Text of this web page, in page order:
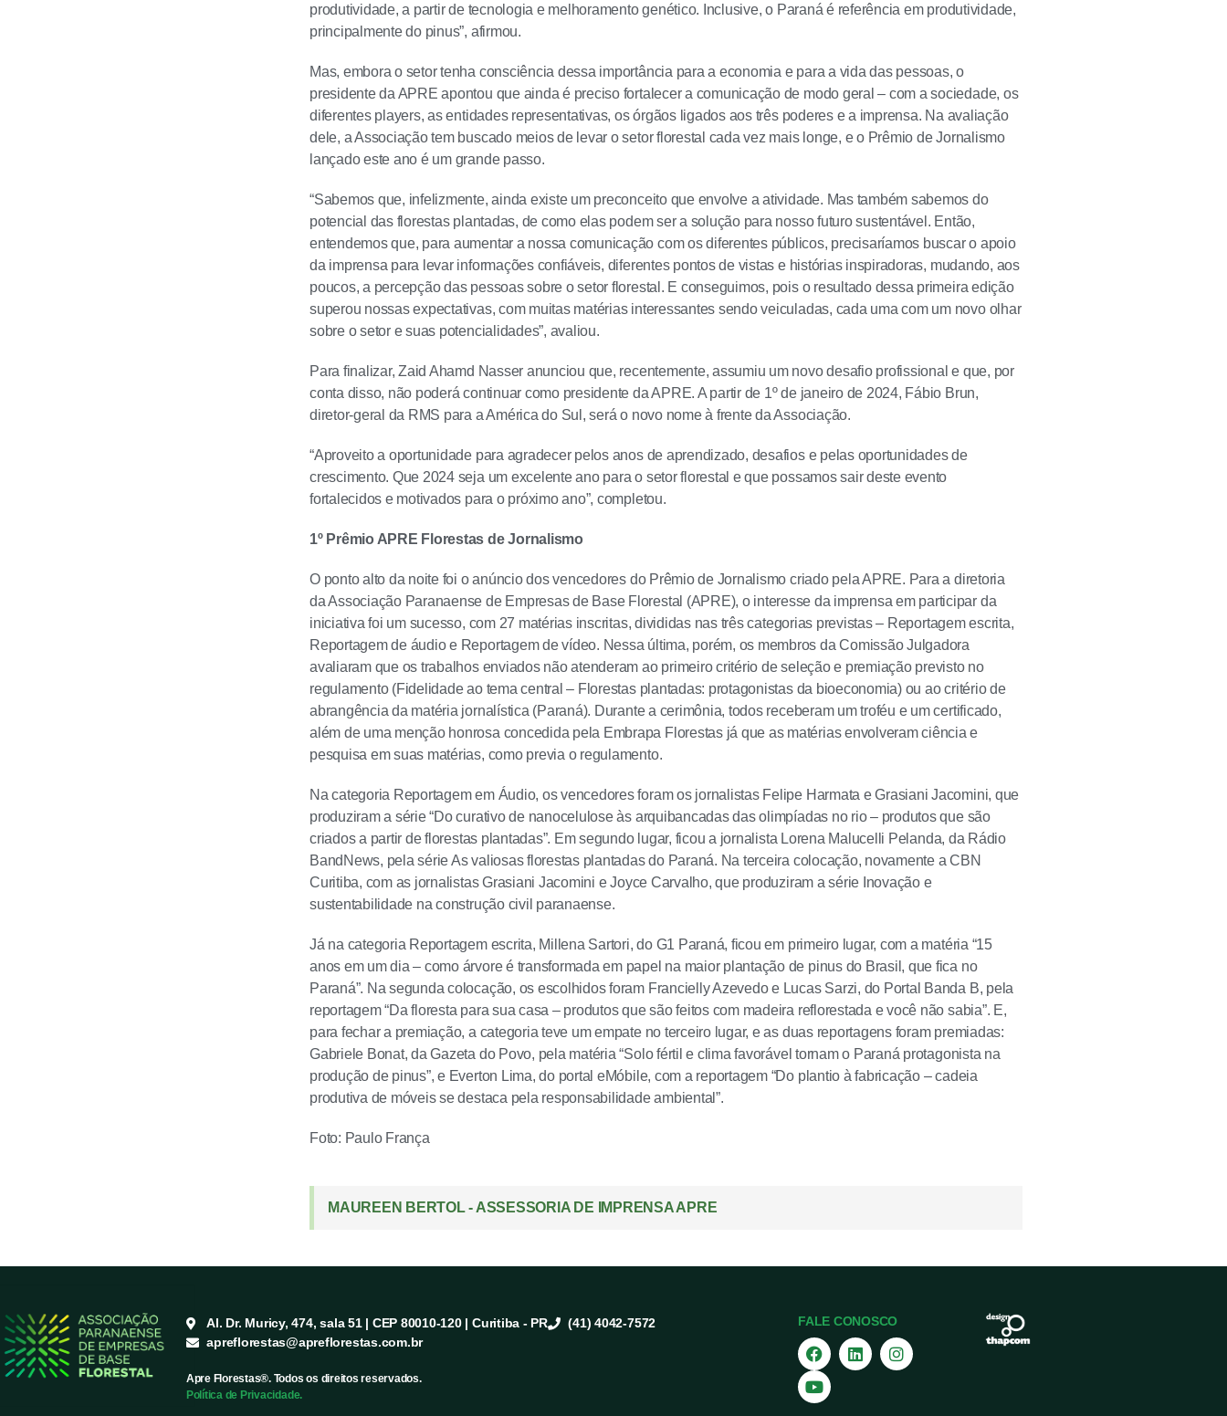
produtividade, a partir de tecnologia e melhoramento genético. Inclusive, o Paraná é referência em produtividade,
principalmente do pinus”, afirmou.
Mas, embora o setor tenha consciência dessa importância para a economia e para a vida das pessoas, o
presidente da APRE apontou que ainda é preciso fortalecer a comunicação de modo geral – com a sociedade, os
diferentes players, as entidades representativas, os órgãos ligados aos três poderes e a imprensa. Na avaliação
dele, a Associação tem buscado meios de levar o setor florestal cada vez mais longe, e o Prêmio de Jornalismo
lançado este ano é um grande passo.
“Sabemos que, infelizmente, ainda existe um preconceito que envolve a atividade. Mas também sabemos do
potencial das florestas plantadas, de como elas podem ser a solução para nosso futuro sustentável. Então,
entendemos que, para aumentar a nossa comunicação com os diferentes públicos, precisaríamos buscar o apoio
da imprensa para levar informações confiáveis, diferentes pontos de vistas e histórias inspiradoras, mudando, aos
poucos, a percepção das pessoas sobre o setor florestal. E conseguimos, pois o resultado dessa primeira edição
superou nossas expectativas, com muitas matérias interessantes sendo veiculadas, cada uma com um novo olhar
sobre o setor e suas potencialidades”, avaliou.
Para finalizar, Zaid Ahamd Nasser anunciou que, recentemente, assumiu um novo desafio profissional e que, por
conta disso, não poderá continuar como presidente da APRE. A partir de 1º de janeiro de 2024, Fábio Brun,
diretor-geral da RMS para a América do Sul, será o novo nome à frente da Associação.
“Aproveito a oportunidade para agradecer pelos anos de aprendizado, desafios e pelas oportunidades de
crescimento. Que 2024 seja um excelente ano para o setor florestal e que possamos sair deste evento
fortalecidos e motivados para o próximo ano”, completou.
1º Prêmio APRE Florestas de Jornalismo
O ponto alto da noite foi o anúncio dos vencedores do Prêmio de Jornalismo criado pela APRE. Para a diretoria
da Associação Paranaense de Empresas de Base Florestal (APRE), o interesse da imprensa em participar da
iniciativa foi um sucesso, com 27 matérias inscritas, divididas nas três categorias previstas – Reportagem escrita,
Reportagem de áudio e Reportagem de vídeo. Nessa última, porém, os membros da Comissão Julgadora
avaliaram que os trabalhos enviados não atenderam ao primeiro critério de seleção e premiação previsto no
regulamento (Fidelidade ao tema central – Florestas plantadas: protagonistas da bioeconomia) ou ao critério de
abrangência da matéria jornalística (Paraná). Durante a cerimônia, todos receberam um troféu e um certificado,
além de uma menção honrosa concedida pela Embrapa Florestas já que as matérias envolveram ciência e
pesquisa em suas matérias, como previa o regulamento.
Na categoria Reportagem em Áudio, os vencedores foram os jornalistas Felipe Harmata e Grasiani Jacomini, que
produziram a série “Do curativo de nanocelulose às arquibancadas das olimpíadas no rio – produtos que são
criados a partir de florestas plantadas”. Em segundo lugar, ficou a jornalista Lorena Malucelli Pelanda, da Rádio
BandNews, pela série As valiosas florestas plantadas do Paraná. Na terceira colocação, novamente a CBN
Curitiba, com as jornalistas Grasiani Jacomini e Joyce Carvalho, que produziram a série Inovação e
sustentabilidade na construção civil paranaense.
Já na categoria Reportagem escrita, Millena Sartori, do G1 Paraná, ficou em primeiro lugar, com a matéria “15
anos em um dia – como árvore é transformada em papel na maior plantação de pinus do Brasil, que fica no
Paraná”. Na segunda colocação, os escolhidos foram Francielly Azevedo e Lucas Sarzi, do Portal Banda B, pela
reportagem “Da floresta para sua casa – produtos que são feitos com madeira reflorestada e você não sabia”. E,
para fechar a premiação, a categoria teve um empate no terceiro lugar, e as duas reportagens foram premiadas:
Gabriele Bonat, da Gazeta do Povo, pela matéria “Solo fértil e clima favorável tornam o Paraná protagonista na
produção de pinus”, e Everton Lima, do portal eMóbile, com a reportagem “Do plantio à fabricação – cadeia
produtiva de móveis se destaca pela responsabilidade ambiental”.
Foto: Paulo França
MAUREEN BERTOL - ASSESSORIA DE IMPRENSA APRE
Al. Dr. Muricy, 474, sala 51 | CEP 80010-120 | Curitiba - PR
(41) 4042-7572
apreflorestas@apreflorestas.com.br
Apre Florestas®. Todos os direitos reservados.
Política de Privacidade.
FALE CONOSCO